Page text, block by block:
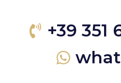
+39 351